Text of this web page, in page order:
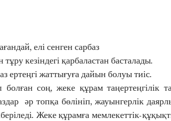
елі сенген сарбаз
кезіндегі қарбаластан басталады.
ертеңгі жаттығуға дайын болуы тиіс.
әр топқа бөлініп, жауынгерлік
Жеке құрамға мемлекеттік-